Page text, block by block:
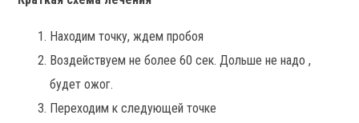
Находим точку, ждем пробоя
Воздействуем не более 60 сек. Дольше не надо ,
будет ожог.
Переходим к следующей точке